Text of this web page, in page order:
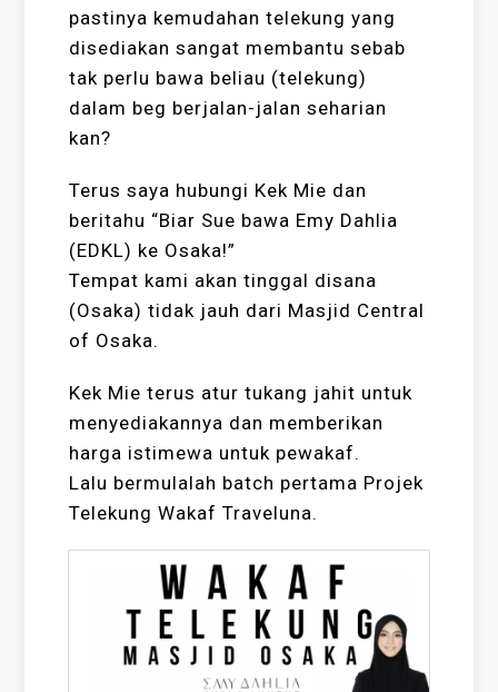
pastinya kemudahan telekung yang
disediakan sangat membantu sebab
tak perlu bawa beliau (telekung)
dalam beg berjalan-jalan seharian
kan?
Terus saya hubungi Kek Mie dan
beritahu “Biar Sue bawa Emy Dahlia
(EDKL) ke Osaka!”
Tempat kami akan tinggal disana
(Osaka) tidak jauh dari Masjid Central
of Osaka.
Kek Mie terus atur tukang jahit untuk
menyediakannya dan memberikan
harga istimewa untuk pewakaf.
Lalu bermulalah batch pertama Projek
Telekung Wakaf Traveluna.